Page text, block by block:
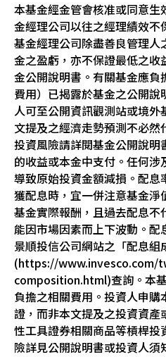
本基金經金管會核准或同意
金經理公司以往之經理績效不
基金經理公司除盡善良管理
金之盈虧，亦不保證最低之
金公開說明書。有關基金應
費用）已揭露於基金之公開
人可至公開資訊觀測站或境
文提及之經濟走勢預測不必
投資風險請詳閱基金公開說
的收益或本金中支付。任何
導致原始投資金額減損。配
獲配息時，宜一併注意基金
基金實際報酬，且過去配息
能因市場因素而上下波動。
景順投信公司網站之「配息組
(https://www.invesco.com/
composition.html)查詢。本
負擔之相關費用。投資人申
證，而非本文提及之投資資
性工具證券相關商品等槓桿
險詳見公開說明書或投資人須